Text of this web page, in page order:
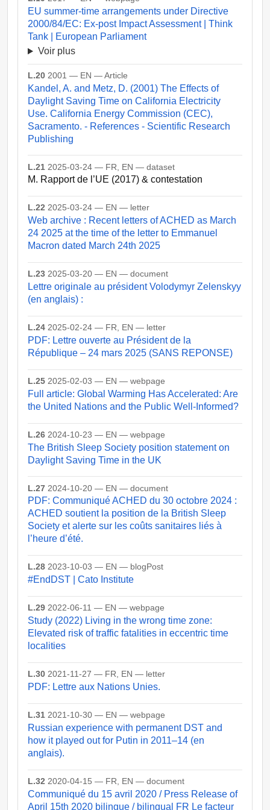
EU summer-time arrangements under Directive
2000/84/EC: Ex-post Impact Assessment | Think
Tank | European Parliament
Voir plus
L.20 2001 — EN — Article
Kandel, A. and Metz, D. (2001) The Effects of
Daylight Saving Time on California Electricity
Use. California Energy Commission (CEC),
Sacramento. - References - Scientific Research
Publishing
L.21 2025-03-24 — FR, EN — dataset
M. Rapport de l’UE (2017) & contestation
L.22 2025-03-24 — EN — letter
Web archive : Recent letters of ACHED as March
24 2025 at the time of the letter to Emmanuel
Macron dated March 24th 2025
L.23 2025-03-20 — EN — document
Lettre originale au président Volodymyr Zelenskyy
(en anglais) :
L.24 2025-02-24 — FR, EN — letter
PDF: Lettre ouverte au Président de la
République – 24 mars 2025 (SANS REPONSE)
L.25 2025-02-03 — EN — webpage
Full article: Global Warming Has Accelerated: Are
the United Nations and the Public Well-Informed?
L.26 2024-10-23 — EN — webpage
The British Sleep Society position statement on
Daylight Saving Time in the UK
L.27 2024-10-20 — EN — document
PDF: Communiqué ACHED du 30 octobre 2024 :
ACHED soutient la position de la British Sleep
Society et alerte sur les coûts sanitaires liés à
l’heure d’été.
L.28 2023-10-03 — EN — blogPost
#EndDST | Cato Institute
L.29 2022-06-11 — EN — webpage
Study (2022) Living in the wrong time zone:
Elevated risk of traffic fatalities in eccentric time
localities
L.30 2021-11-27 — FR, EN — letter
PDF: Lettre aux Nations Unies.
L.31 2021-10-30 — EN — webpage
Russian experience with permanent DST and
how it played out for Putin in 2011–14 (en
anglais).
L.32 2020-04-15 — FR, EN — document
Communiqué du 15 avril 2020 / Press Release of
April 15th 2020 bilingue / bilingual FR Le facteur